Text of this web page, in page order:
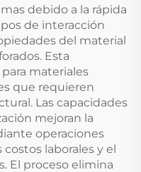
debido a la rápida
de interacción
del material
Esta
materiales
que requieren
Las capacidades
mejoran la
operaciones
laborales y el
El proceso elimina